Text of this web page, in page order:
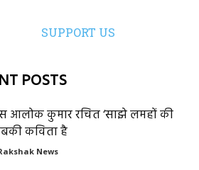
SUPPORT US
POSTS
आलोक कुमार रचित ‘साझे लमहों की
कविता है
News